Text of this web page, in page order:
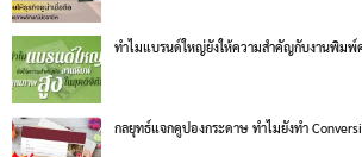
ทำไมแบรนด์ใหญ่ยังให้ความสำคัญกับงานพิม
กลยุทธ์แจกคูปองกระดาษ ทำไมยังทำ